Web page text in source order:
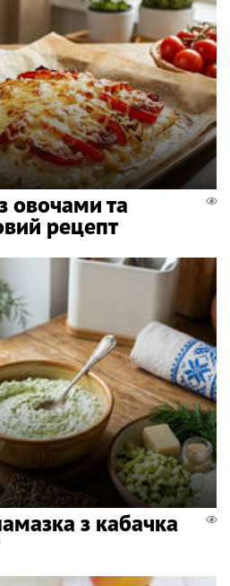
овочами та
рецепт
з кабачка